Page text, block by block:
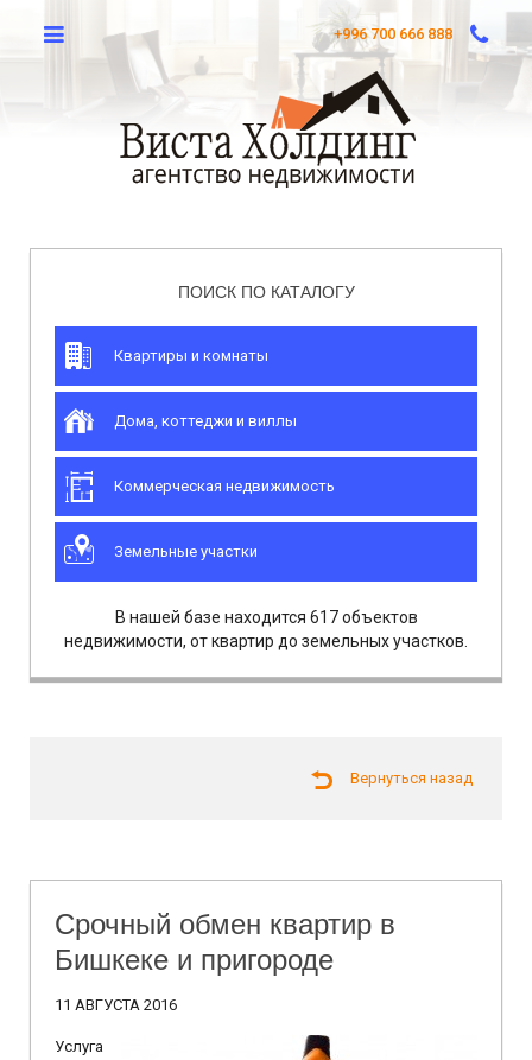
+996 700 666 888
ПОИСК ПО КАТАЛОГУ
Квартиры и комнаты
Дома, коттеджи и виллы
Коммерческая недвижимость
Земельные участки
В нашей базе находится 617 объектов
недвижимости, от квартир до земельных участков.
Вернуться назад
Срочный обмен квартир в
Бишкеке и пригороде
11 АВГУСТА 2016
Услуга